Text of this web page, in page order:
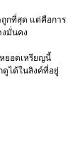
ถูกที่สุด แต่คือการ
งมั่นคง
ยอดเหรียญนี้
ได้ในลิงค์ที่อยู่